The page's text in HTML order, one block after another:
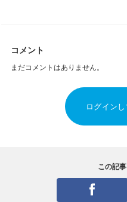
コメント
まだコメントはありません。
ログイン
この記